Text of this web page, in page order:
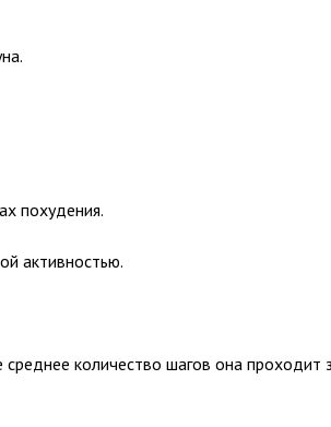
похудения.
активностью.
количество шагов она проходит